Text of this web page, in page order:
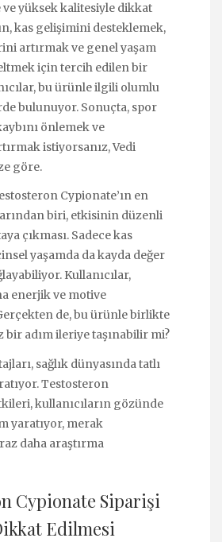
yüksek kalitesiyle dikkat
kas gelişimini desteklemek,
artırmak ve genel yaşam
için tercih edilen bir
bu ürünle ilgili olumlu
bulunuyor. Sonuçta, spor
önlemek ve
istiyorsanız, Vedi
göre.
Cypionate’ın en
biri, etkisinin düzenli
çıkması. Sadece kas
yaşamda da kayda değer
Kullanıcılar,
enerjik ve motive
de, bu ürünle birlikte
bir adım ileriye taşınabilir mi?
sağlık dünyasında tatlı
Testosteron
kullanıcıların gözünde
yaratıyor, merak
daha araştırma
Cypionate Siparişi
Edilmesi